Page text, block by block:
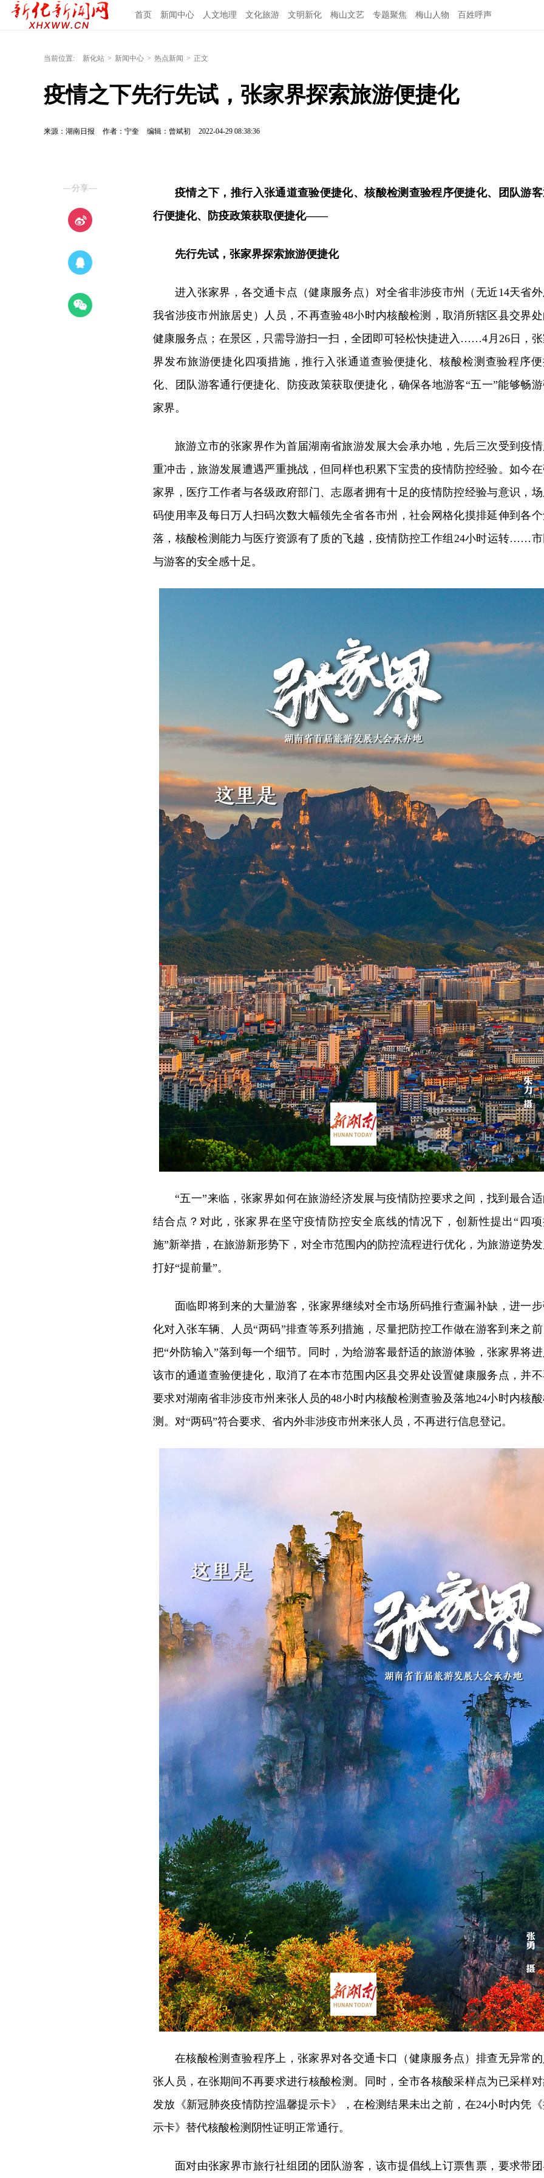
首页 新闻中心 人文地理 文化旅游 文明新化 梅山文艺 专题聚焦 梅山人物 百姓呼声
当前位置: 新化站 > 新闻中心 > 热点新闻 > 正文
疫情之下先行先试，张家界探索旅游便捷化
来源：湖南日报 作者：宁奎 编辑：曾斌初 2022-04-29 08:38:36
—分享—
疫情之下，推行入张通道查验便捷化、核酸检测查验程序便捷化、团队游
行便捷化、防疫政策获取便捷化——
先行先试，张家界探索旅游便捷化
进入张家界，各交通卡点（健康服务点）对全省非涉疫市州（无近14天省
我省涉疫市州旅居史）人员，不再查验48小时内核酸检测，取消所辖区县交界
健康服务点；在景区，只需导游扫一扫，全团即可轻松快捷进入……4月26日，
界发布旅游便捷化四项措施，推行入张通道查验便捷化、核酸检测查验程序
化、团队游客通行便捷化、防疫政策获取便捷化，确保各地游客“五一”能够畅
家界。
旅游立市的张家界作为首届湖南省旅游发展大会承办地，先后三次受到疫
重冲击，旅游发展遭遇严重挑战，但同样也积累下宝贵的疫情防控经验。如今
家界，医疗工作者与各级政府部门、志愿者拥有十足的疫情防控经验与意识，
码使用率及每日万人扫码次数大幅领先全省各市州，社会网格化摸排延伸到各
落，核酸检测能力与医疗资源有了质的飞越，疫情防控工作组24小时运转……
与游客的安全感十足。
“五一”来临，张家界如何在旅游经济发展与疫情防控要求之间，找到最合
结合点？对此，张家界在坚守疫情防控安全底线的情况下，创新性提出“四
施”新举措，在旅游新形势下，对全市范围内的防控流程进行优化，为旅游逆势
打好“提前量”。
面临即将到来的大量游客，张家界继续对全市场所码推行查漏补缺，进一
化对入张车辆、人员“两码”排查等系列措施，尽量把防控工作做在游客到来之
把“外防输入”落到每一个细节。同时，为给游客最舒适的旅游体验，张家界将
该市的通道查验便捷化，取消了在本市范围内区县交界处设置健康服务点，并
要求对湖南省非涉疫市州来张人员的48小时内核酸检测查验及落地24小时内核
测。对“两码”符合要求、省内外非涉疫市州来张人员，不再进行信息登记。
在核酸检测查验程序上，张家界对各交通卡口（健康服务点）排查无异常
张人员，在张期间不再要求进行核酸检测。同时，全市各核酸采样点为已采样
发放《新冠肺炎疫情防控温馨提示卡》，在检测结果未出之前，在24小时内凭
示卡》替代核酸检测阴性证明正常通行。
面对由张家界市旅行社组团的团队游客，该市提倡线上订票售票，要求带